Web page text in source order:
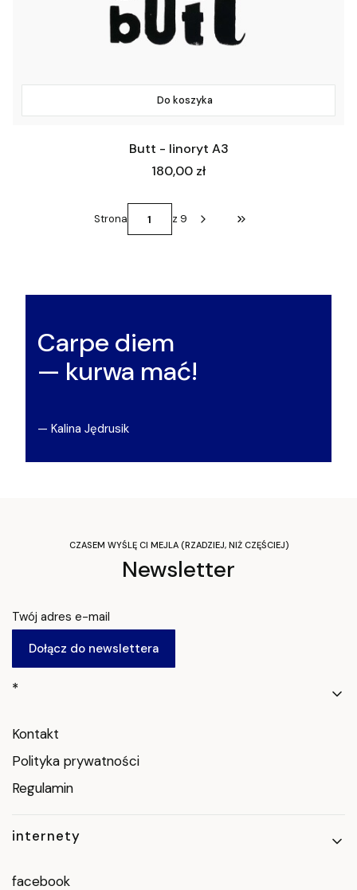
Do koszyka
Butt - linoryt A3
Cena
180,00 zł
Strona z 9 Przejdź do ostatniej
Carpe diem
— kurwa mać!
— Kalina Jędrusik
CZASEM WYŚLĘ CI MEJLA (RZADZIEJ, NIŻ CZĘŚCIEJ)
Newsletter
Twój adres e-mail
Dołącz do newslettera
Linki w stopce
*
Kontakt
Polityka prywatności
Regulamin
internety
facebook